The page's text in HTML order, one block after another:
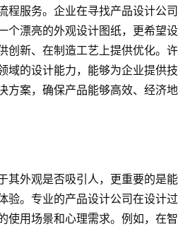
程服务。企业在寻找产品设计公司
个漂亮的外观设计图纸，更希望设
创新、在制造工艺上提供优化。许
域的设计能力，能够为企业提供技
方案，确保产品能够高效、经济地
其外观是否吸引人，更重要的是能
验。专业的产品设计公司在设计过
使用场景和心理需求。例如，在智